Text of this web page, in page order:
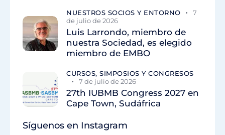
NUESTROS SOCIOS Y ENTORNO
7
de julio de 2026
Luis Larrondo, miembro de
nuestra Sociedad, es elegido
miembro de EMBO
CURSOS, SIMPOSIOS Y CONGRESOS
7 de julio de 2026
27th IUBMB Congress 2027 en
Cape Town, Sudáfrica
Síguenos en Instagram